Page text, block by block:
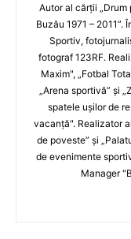
Autor al cărţii
Buzău 1971 –
Sportiv,
fotograf 123RF.
Maxim", „Fotbal
„Arena sportivă” şi
spatele uşilor de
vacanţă". Realizator
de poveste” şi
de evenimente
Manager